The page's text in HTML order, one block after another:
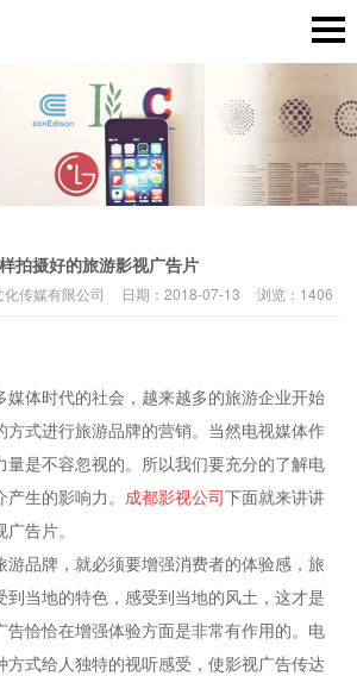
拍摄好的旅游影视广告片
传媒有限公司 日期： 2018-07-13 浏览： 1406
体时代的社会，越来越多的旅游企业开始
方式进行旅游品牌的营销。当然电视媒体作
量是不容忽视的。所以我们要充分的了解电
生的影响力。 成都影视公司下面就来讲讲
告片。
品牌，就必须要增强消费者的体验感，旅
到当地的特色，感受到当地的风土，这才是
告恰恰在增强体验方面是非常有作用的。电
方式给人独特的视听感受，使影视广告传达